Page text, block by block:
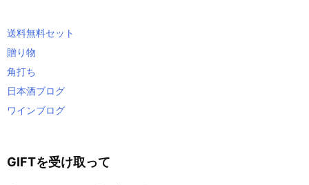
送料無料セット
贈り物
角打ち
日本酒ブログ
ワインブログ
GIFTを受け取って